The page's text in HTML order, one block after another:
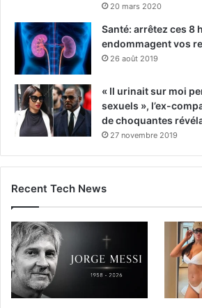
20 mars 2020
Santé: arrêtez ces 8
endommagent vos
26 août 2019
« Il urinait sur moi
sexuels », l’ex-
de choquantes
27 novembre 2019
Recent Tech News